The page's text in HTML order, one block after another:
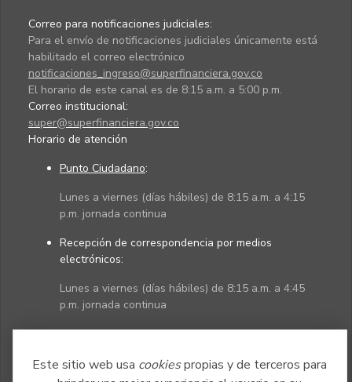
Este sitio web usa cookiespropias y de terceros para
Correo para notificaciones judiciales:
Para el envío de notificaciones judiciales únicamente está
habilitado el correo electrónico
notificaciones_ingreso@superfinanciera.gov.co
El horario de este canal es de 8:15 a.m. a 5:00 p.m.
Correo institucional:
super@superfinanciera.gov.co
Horario de atención
Punto Ciudadano:
Lunes a viernes (días hábiles) de 8:15 a.m. a 4:15
p.m. jornada continua
Recepción de correspondencia por medios
electrónicos:
Lunes a viernes (días hábiles) de 8:15 a.m. a 4:45
p.m. jornada continua